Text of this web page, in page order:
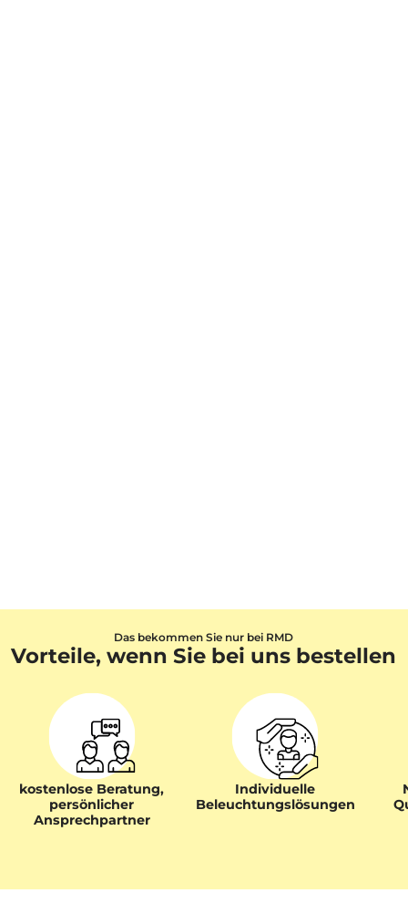
Das bekommen Sie nur bei RMD
Vorteile, wenn Sie bei uns bestellen
kostenlose Beratung,
persönlicher
Ansprechpartner
Individuelle
Beleuchtungslösungen